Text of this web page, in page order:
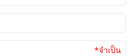
*จำเป็น